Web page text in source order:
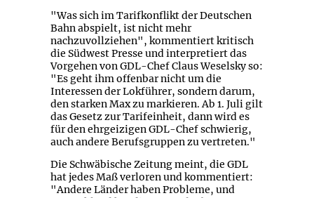
"Was sich im Tarifkonflikt der Deutschen
Bahn abspielt, ist nicht mehr
nachzuvollziehen", kommentiert kritisch
die Südwest Presse und interpretiert das
Vorgehen von GDL-Chef Claus Weselsky so:
"Es geht ihm offenbar nicht um die
Interessen der Lokführer, sondern darum,
den starken Max zu markieren. Ab 1. Juli gilt
das Gesetz zur Tarifeinheit, dann wird es
für den ehrgeizigen GDL-Chef schwierig,
auch andere Berufsgruppen zu vertreten."
Die Schwäbische Zeitung meint, die GDL
hat jedes Maß verloren und kommentiert:
"Andere Länder haben Probleme, und